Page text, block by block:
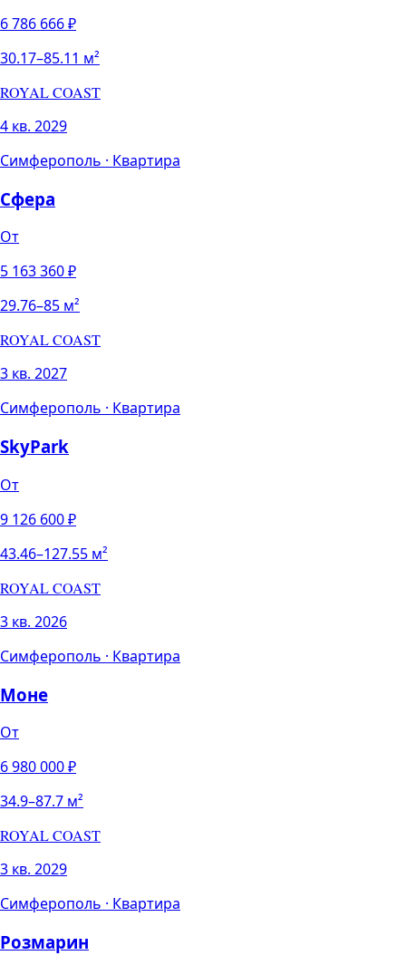
6 786 666₽
30.17–85.11 м²
ROYAL COAST
4 кв. 2029
Симферополь · Квартира
Сфера
От
5 163 360₽
29.76–85 м²
ROYAL COAST
3 кв. 2027
Симферополь · Квартира
SkyPark
От
9 126 600₽
43.46–127.55 м²
ROYAL COAST
3 кв. 2026
Симферополь · Квартира
Моне
От
6 980 000₽
34.9–87.7 м²
ROYAL COAST
3 кв. 2029
Симферополь · Квартира
Розмарин